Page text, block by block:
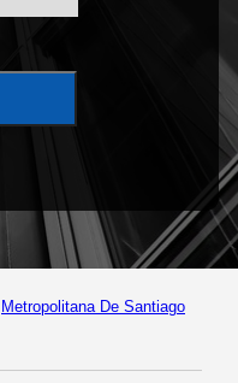
Metropolitana De Santiago